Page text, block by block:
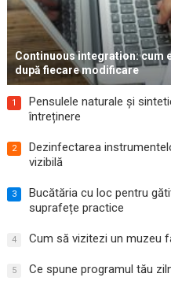
Continuous integration: cum
după fiecare modificare
1
Pensulele naturale și
întreținere
2
Dezinfectarea
vizibilă
3
Bucătăria cu loc pentru
suprafețe practice
4 Cum să vizitezi un muzeu
5 Ce spune programul tău